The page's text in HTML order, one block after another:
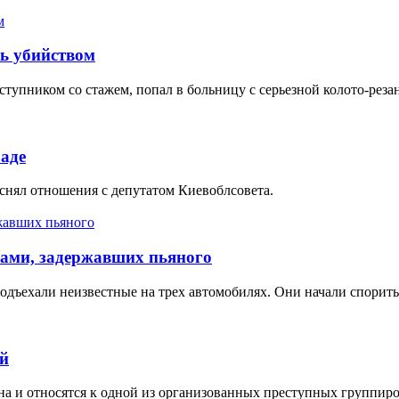
убийством
со стажем, попал в больницу с серьезной колото-
отношения с депутатом Киевоблсовета.
задержавших пьяного
неизвестные на трех автомобилях. Они начали
и относятся к одной из организованных преступных